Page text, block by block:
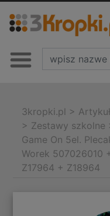
3kropki.pl >
> Zestawy szkolne
Game On 5el.
Worek 507026010
Z17964 + Z18964